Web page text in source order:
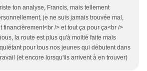
ton analyse, Francis, mais tellement
je ne suis jamais trouvée mal,
financièrement<br /> et tout ça pour ça<br />
la route est plus qu'à moitié faite mais
pour tous nos jeunes qui débutent dans
(et encore lorsqu'ils arrivent à en trouver)